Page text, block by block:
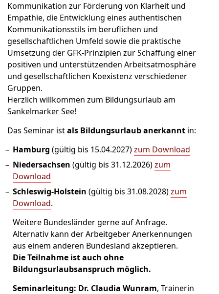
Kommunikation zur Förderung von Klarheit und
Empathie, die Entwicklung eines authentischen
Kommunikationsstils im beruflichen und
gesellschaftlichen Umfeld sowie die praktische
Umsetzung der GFK-Prinzipien zur Schaffung einer
positiven und unterstützenden Arbeitsatmosphäre
und gesellschaftlichen Koexistenz verschiedener
Gruppen.
Herzlich willkommen zum Bildungsurlaub am
Sankelmarker See!
Das Seminar istals Bildungsurlaub anerkannt in:
Hamburg (gültig bis 15.04.2027)zum Download
Niedersachsen (gültig bis 31.12.2026)zum
Download
Schleswig-Holstein (gültig bis 31.08.2028)zum
Download.
Weitere Bundesländer gerne auf Anfrage.
Alternativ kann der Arbeitgeber Anerkennungen
aus einem anderen Bundesland akzeptieren.
Die Teilnahme ist auch ohne
Bildungsurlaubsanspruch möglich.
Seminarleitung: Dr. Claudia Wunram, Trainerin